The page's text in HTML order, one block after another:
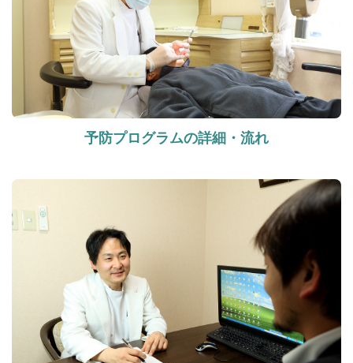
予防プログラムの詳細・流れ